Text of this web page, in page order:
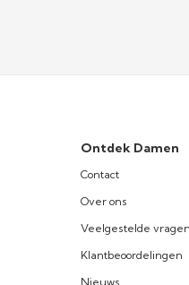
Ontdek Damen
Contact
Over ons
Veelgestelde vragen
Klantbeoordelingen
Nieuws